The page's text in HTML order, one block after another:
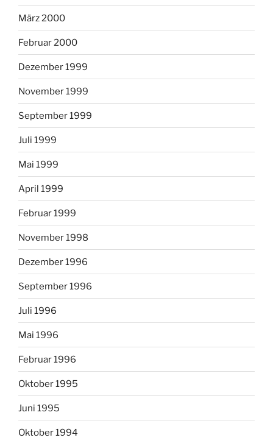
März 2000
Februar 2000
Dezember 1999
November 1999
September 1999
Juli 1999
Mai 1999
April 1999
Februar 1999
November 1998
Dezember 1996
September 1996
Juli 1996
Mai 1996
Februar 1996
Oktober 1995
Juni 1995
Oktober 1994